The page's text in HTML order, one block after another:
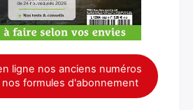
ligne nos anciens numéros
formules d'abonnement